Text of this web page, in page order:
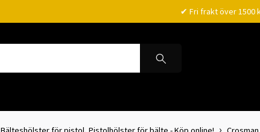
✔ Fri frakt över 1500